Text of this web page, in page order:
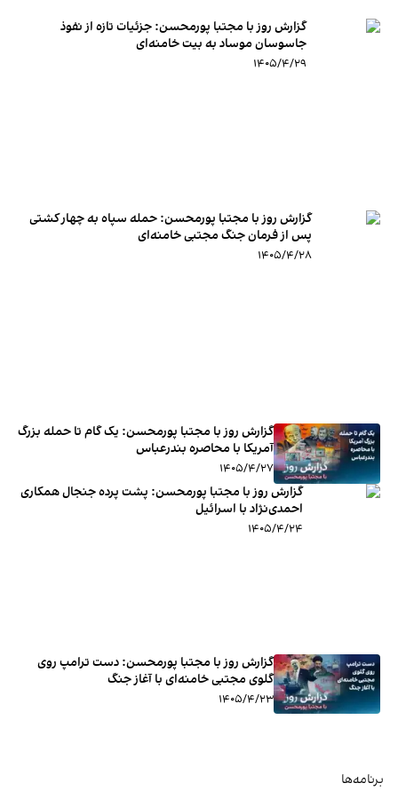
گزارش روز با مجتبا پورمحسن: جزئیات تازه از نفوذ
جاسوسان موساد به بیت خامنه‌ای
۱۴۰۵/۴/۲۹
گزارش روز با مجتبا پورمحسن: حمله سپاه به چهار کشتی
پس از فرمان جنگ مجتبی خامنه‌ای
۱۴۰۵/۴/۲۸
گزارش روز با مجتبا پورمحسن: یک گام تا حمله بزرگ
آمریکا با محاصره بندرعباس
۱۴۰۵/۴/۲۷
گزارش روز با مجتبا پورمحسن: پشت پرده جنجال همکاری
احمدی‌‌‌نژاد با اسرائیل
۱۴۰۵/۴/۲۴
گزارش روز با مجتبا پورمحسن: دست ترامپ روی
گلوی مجتبی خامنه‌ای با آغاز جنگ
۱۴۰۵/۴/۲۳
برنامه‌ها